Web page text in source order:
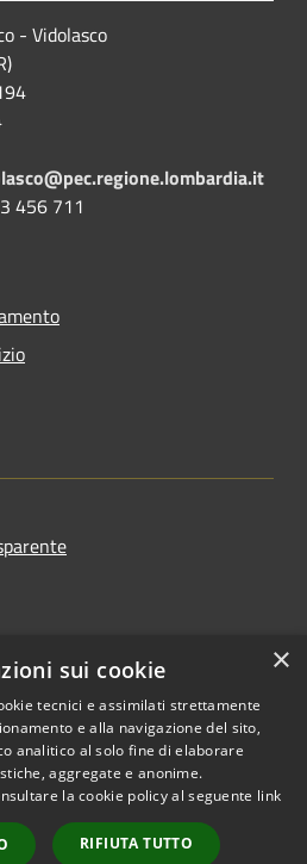
- Vidolasco
456 711
Copyright © 2026 • Comune di
Casale Cremasco-Vidolasco •
Powered byMunicipium
×
sui cookie
tecnici e assimilati strettamente
e alla navigazione del sito,
analitico al solo fine di elaborare
aggregate e anonime.
la cookie policy al seguente link
RIFIUTA TUTTO